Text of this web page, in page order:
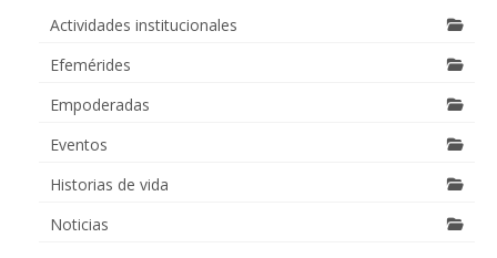
Actividades institucionales
Efemérides
Empoderadas
Eventos
Historias de vida
Noticias